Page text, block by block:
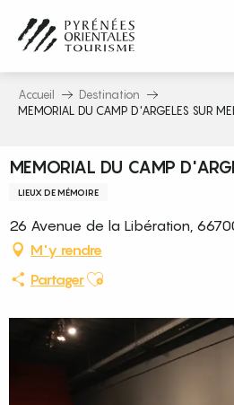
contenu
principal
Accueil
Destination
MEMORIAL DU CAMP D'ARGELES SUR
MEMORIAL DU CAMP
LIEUX DE MÉMOIRE
26 Avenue de la Libération,
M'y rendre
PartagerAjouter aux favoris